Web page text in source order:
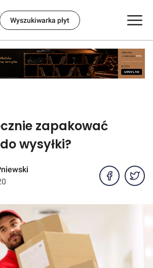
Wyszukiwarka płyt
zapakować
wysyłki?